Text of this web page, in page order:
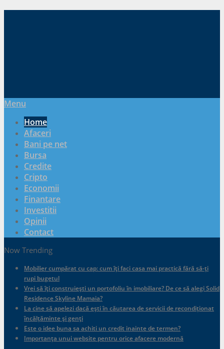
Menu
Home
Afaceri
Bani pe net
Bursa
Credite
Cripto
Economii
Finantare
Investitii
Opinii
Contact
Now Trending
Mobilier cumpărat cu cap: cum îți faci casa mai practică fără să-ți
rupi bugetul
Vrei să îți construiești un portofoliu în imobiliare? De ce să alegi Solid
Residence Skyline Mamaia?
La cine să apelezi dacă ești în căutarea de servicii de recondiționat
încălțăminte și genți
Este o idee buna sa achiti un credit inainte de termen?
Importanța unui website pentru orice afacere modernă